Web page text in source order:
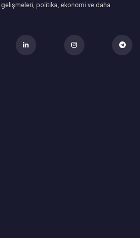
politika, ekonomi ve daha